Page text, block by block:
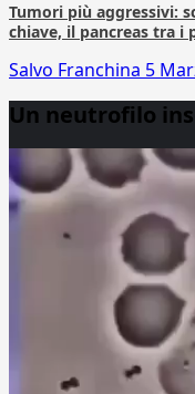
Tumori più aggressivi:
chiave, il pancreas tra i
Salvo Franchina 5
Un neutrofilo
Player